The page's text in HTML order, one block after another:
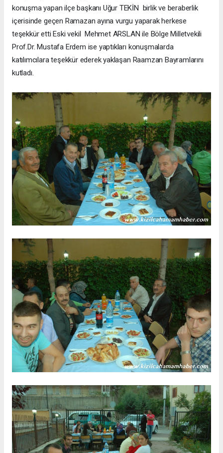
konuşma yapan ilçe başkanı Uğur TEKİN birlik ve beraberlik
içerisinde geçen Ramazan ayına vurgu yaparak herkese
teşekkür etti Eski vekil Mehmet ARSLAN ile Bölge Milletvekili
Prof.Dr. Mustafa Erdem ise yaptıkları konuşmalarda
katılımcılara teşekkür ederek yaklaşan Raamzan Bayramlarını
kutladı.